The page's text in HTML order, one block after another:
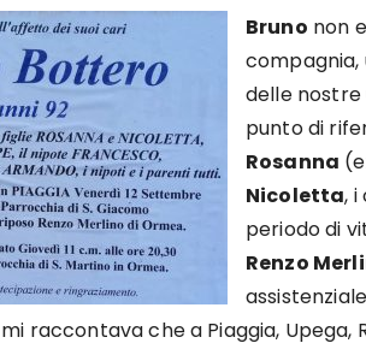
Bruno non
delle nostre
punto di
Rosanna
Nicoletta, i
periodo di
Renzo
raccontava che a Piaggia, Upega,